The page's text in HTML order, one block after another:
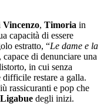
Vincenzo, Timoria in
capacità di essere
estratto, “Le dame e la
di denunciare una
in cui senza
difficile restare a galla.
rassicuranti e pop che
Ligabue degli inizi.